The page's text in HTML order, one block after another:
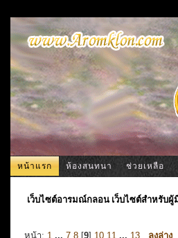
หน้าแรก ห้องสนทนา ช่วยเหลือ
เว็บไซต์อารมณ์กลอน เว็บไซต์สำหรับ
หน้า: 1 ... 7 8 [9] 10 11 ... 13 ลงล่าง